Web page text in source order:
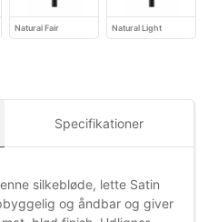
Natural Fair Natural Light
Specifikationer
silkebløde, lette Satin
og åndbar og giver